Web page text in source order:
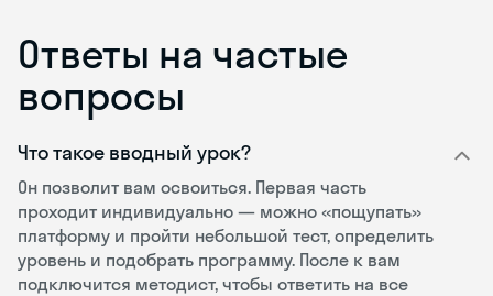
Ответы на частые
вопросы
Что такое вводный урок?
Он позволит вам освоиться. Первая часть
проходит индивидуально — можно «пощупать»
платформу и пройти небольшой тест, определить
уровень и подобрать программу. После к вам
подключится методист, чтобы ответить на все